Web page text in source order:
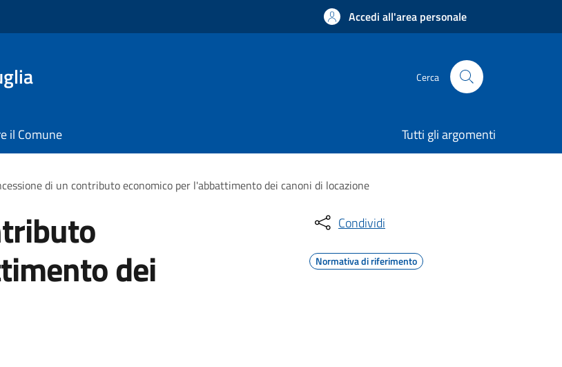
Accedi all'area personale
Cerca
il Comune Tutti gli argomenti
di un contributo economico per l'abbattimento dei canoni di locazione
dei
Condividi
Normativa di riferimento